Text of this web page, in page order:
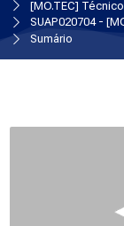
Sumário